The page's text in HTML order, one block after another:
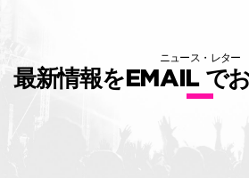
ニュース・レター
最新情報をEMAIL で